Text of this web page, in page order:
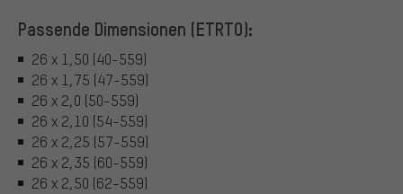
Passende Dimensionen (ETRTO):
26 x 1,50 (40-559)
26 x 1,75 (47-559)
26 x 2,0 (50-559)
26 x 2,10 (54-559)
26 x 2,25 (57-559)
26 x 2,35 (60-559)
26 x 2,50 (62-559)